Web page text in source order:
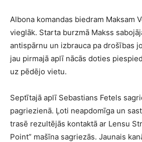
Albona komandas biedram Maksam
vieglāk. Starta burzmā Makss
antispārnu un izbrauca pa drošības
jau pirmajā aplī nācās doties
uz pēdējo vietu.
Septītajā aplī Sebastians Fetels
pagriezienā. Ļoti neapdomīga un
trasē rezultējās kontaktā ar Lensu
Point” mašīna sagriezās. Jaunais